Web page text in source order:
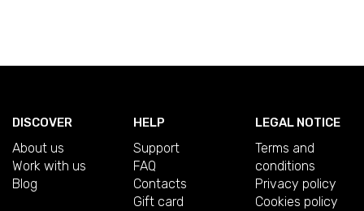
DISCOVER
About us
Work with us
Blog
HELP
Support
FAQ
Contacts
Gift card
LEGAL NOTICE
Terms and
conditions
Privacy policy
Cookies policy